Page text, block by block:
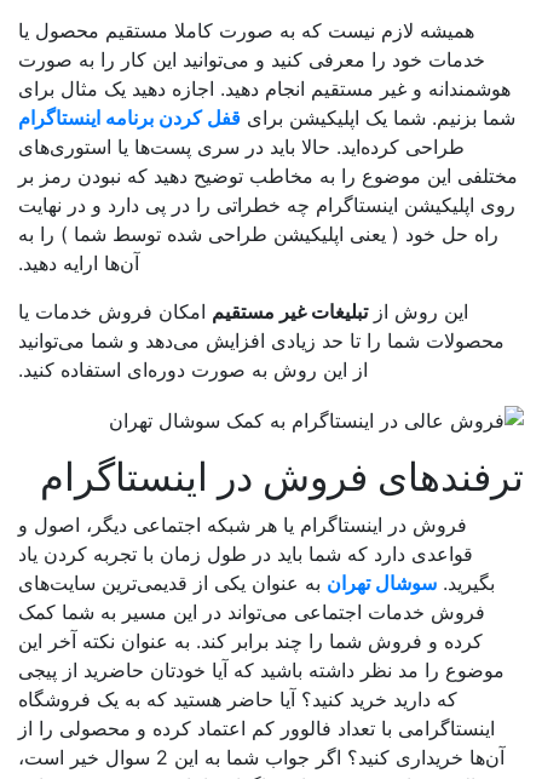
همیشه لازم نیست که به صورت کاملا مستقیم محصول یا
خدمات خود را معرفی کنید و می‌توانید این کار را به صورت
و غیر مستقیم انجام دهید. اجازه دهید یک مثال برای
بزنیم. شما یک اپلیکیشن برایقفل کردن برنامه اینستاگرام
طراحی کرده‌اید. حالا باید در سری پست‌ها یا استوری‌های
این موضوع را به مخاطب توضیح دهید که نبودن رمز بر
اپلیکیشن اینستاگرام چه خطراتی را در پی دارد و در نهایت
راه حل خود ( یعنی اپلیکیشن طراحی شده توسط شما ) را به
آن‌ها ارایه دهید.
این روش از تبلیغات غیر مستقیمامکان فروش خدمات یا
محصولات شما را تا حد زیادی افزایش می‌دهد و شما می‌توانید
از این روش به صورت دوره‌ای استفاده کنید.
فروش در اینستاگرام
فروش در اینستاگرام یا هر شبکه اجتماعی دیگر، اصول و
قواعدی دارد که شما باید در طول زمان با تجربه کردن یاد
بگیرید.سوشال تهرانبه عنوان یکی از قدیمی‌ترین سایت‌های
فروش خدمات اجتماعی می‌تواند در این مسیر به شما کمک
کرده و فروش شما را چند برابر کند. به عنوان نکته آخر این
موضوع را مد نظر داشته باشید که آیا خودتان حاضرید از پیجی
که دارید خرید کنید؟ آیا حاضر هستید که به یک فروشگاه
اینستاگرامی با تعداد فالوور کم اعتماد کرده و محصولی را از
آن‌ها خریداری کنید؟ اگر جواب شما به این 2 سوال خیر است،